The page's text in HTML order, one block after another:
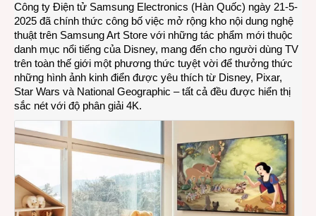
và
Công ty Điện tử Samsung Electronics (Hàn Quốc) ngày 21-5-
2025 đã chính thức công bố việc mở rộng kho nội dung nghệ
thuật trên Samsung Art Store với những tác phẩm mới thuộc
danh mục nổi tiếng của Disney, mang đến cho người dùng TV
trên toàn thế giới một phương thức tuyệt vời để thưởng thức
những hình ảnh kinh điển được yêu thích từ Disney, Pixar,
Star Wars và National Geographic – tất cả đều được hiển thị
sắc nét với độ phân giải 4K.